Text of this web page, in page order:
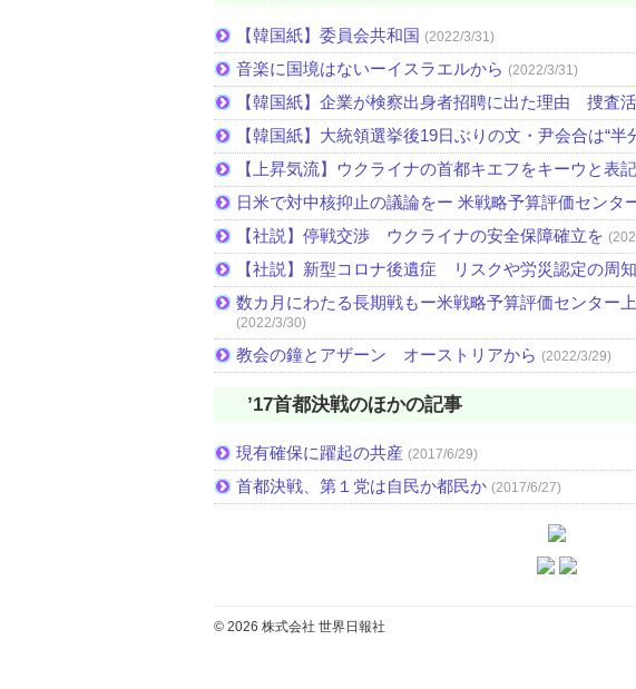
【韓国紙】委員会共和国 (2022/3/31)
音楽に国境はないーイスラエルから (2022/3/31)
【韓国紙】企業が検察出身者招聘に出た理由 捜査
【韓国紙】大統領選挙後19日ぶりの文・尹会合は“半
【上昇気流】ウクライナの首都キエフをキーウと表
日米で対中核抑止の議論をー 米戦略予算評価センタ
【社説】停戦交渉 ウクライナの安全保障確立を
【社説】新型コロナ後遺症 リスクや労災認定の周
数カ月にわたる長期戦もー米戦略予算評価センター
(2022/3/30)
教会の鐘とアザーン オーストリアから (2022/3/29)
’17首都決戦のほかの記事
現有確保に躍起の共産 (2017/6/29)
首都決戦、第１党は自民か都民か (2017/6/27)
© 2026 株式会社 世界日報社